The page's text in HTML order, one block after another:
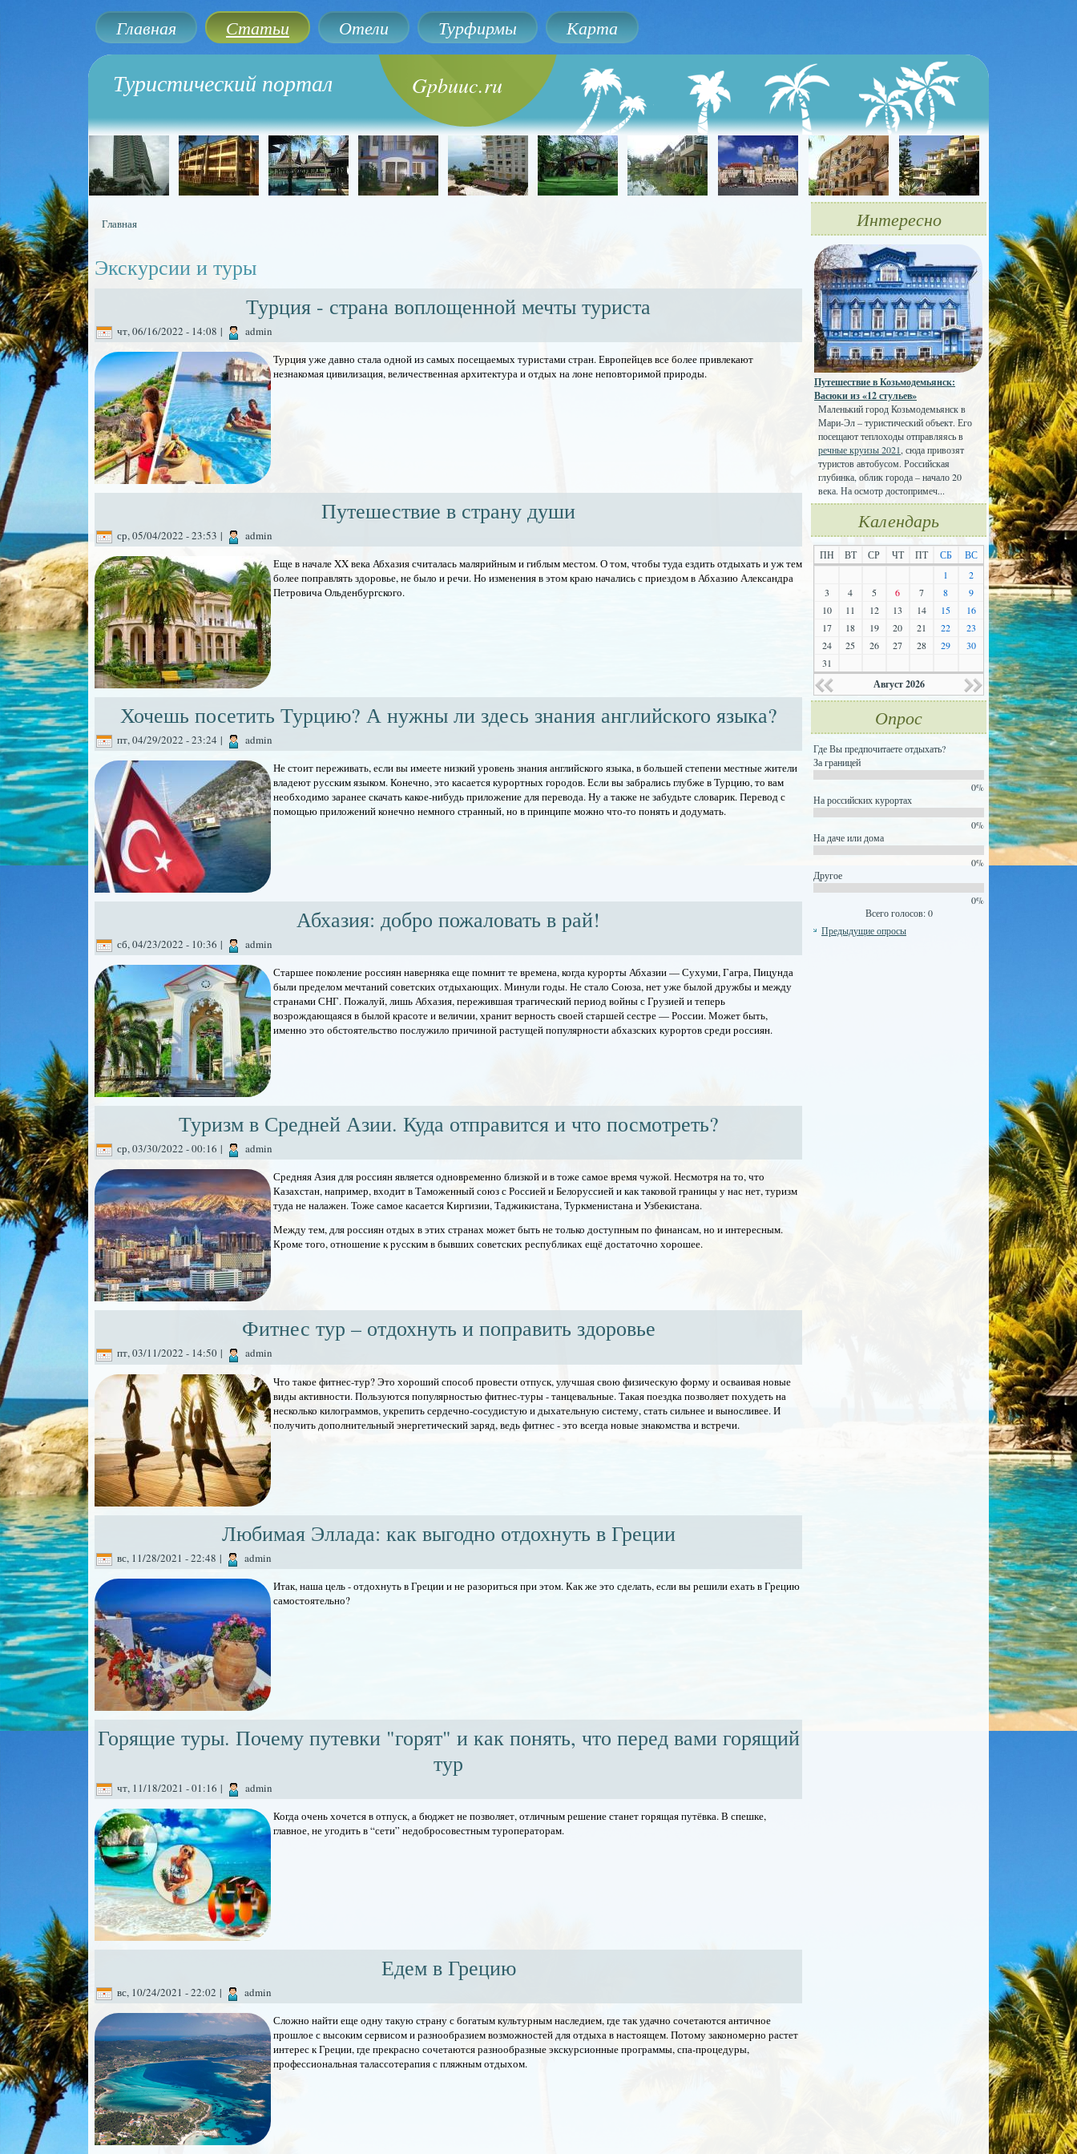
Главная Статьи Отели Турфирмы Карта
Туристический портал Gpbuuc.ru
Вы здесь
Главная
Экскурсии и туры
Турция - страна воплощенной мечты туриста
чт, 06/16/2022 - 14:08 |
admin
Турция уже давно стала одной из самых посещаемых туристами стран. Европейцев все более привлекают
незнакомая цивилизация, величественная архитектура и отдых на лоне неповторимой природы.
Путешествие в страну души
ср, 05/04/2022 - 23:53 |
admin
Еще в начале XX века Абхазия считалась малярийным и гиблым местом. О том, чтобы туда ездить отдыхать и уж тем
более поправлять здоровье, не было и речи. Но изменения в этом краю начались с приездом в Абхазию Александра
Петровича Ольденбургского.
Хочешь посетить Турцию? А нужны ли здесь знания английского языка?
пт, 04/29/2022 - 23:24 |
admin
Не стоит переживать, если вы имеете низкий уровень знания английского языка, в большей степени местные жители
владеют русским языком. Конечно, это касается курортных городов. Если вы забрались глубже в Турцию, то вам
необходимо заранее скачать какое-нибудь приложение для перевода. Ну а также не забудьте словарик. Перевод с
помощью приложений конечно немного странный, но в принципе можно что-то понять и додумать.
Абхазия: добро пожаловать в рай!
сб, 04/23/2022 - 10:36 |
admin
Старшее поколение россиян наверняка еще помнит те времена, когда курорты Абхазии — Сухуми, Гагра, Пицунда
были пределом мечтаний советских отдыхающих. Минули годы. Не стало Союза, нет уже былой дружбы и между
странами СНГ. Пожалуй, лишь Абхазия, пережившая трагический период войны с Грузией и теперь
возрождающаяся в былой красоте и величии, хранит верность своей старшей сестре — России. Может быть,
именно это обстоятельство послужило причиной растущей популярности абхазских курортов среди россиян.
Туризм в Средней Азии. Куда отправится и что посмотреть?
ср, 03/30/2022 - 00:16 |
admin
Средняя Азия для россиян является одновременно близкой и в тоже самое время чужой. Несмотря на то, что
Казахстан, например, входит в Таможенный союз с Россией и Белоруссией и как таковой границы у нас нет, туризм
туда не налажен. Тоже самое касается Киргизии, Таджикистана, Туркменистана и Узбекистана.
Между тем, для россиян отдых в этих странах может быть не только доступным по финансам, но и интересным.
Кроме того, отношение к русским в бывших советских республиках ещё достаточно хорошее.
Фитнес тур – отдохнуть и поправить здоровье
пт, 03/11/2022 - 14:50 |
admin
Что такое фитнес-тур? Это хороший способ провести отпуск, улучшая свою физическую форму и осваивая новые
виды активности. Пользуются популярностью фитнес-туры - танцевальные. Такая поездка позволяет похудеть на
несколько килограммов, укрепить сердечно-сосудистую и дыхательную систему, стать сильнее и выносливее. И
получить дополнительный энергетический заряд, ведь фитнес - это всегда новые знакомства и встречи.
Любимая Эллада: как выгодно отдохнуть в Греции
вс, 11/28/2021 - 22:48 |
admin
Итак, наша цель - отдохнуть в Греции и не разориться при этом. Как же это сделать, если вы решили ехать в Грецию
самостоятельно?
Горящие туры. Почему путевки "горят" и как понять, что перед вами горящий
тур
чт, 11/18/2021 - 01:16 |
admin
Когда очень хочется в отпуск, а бюджет не позволяет, отличным решение станет горящая путёвка. В спешке,
главное, не угодить в “сети” недобросовестным туроператорам.
Едем в Грецию
вс, 10/24/2021 - 22:02 |
admin
Сложно найти еще одну такую страну с богатым культурным наследием, где так удачно сочетаются античное
прошлое с высоким сервисом и разнообразием возможностей для отдыха в настоящем. Потому закономерно растет
интерес к Греции, где прекрасно сочетаются разнообразные экскурсионные программы, спа-процедуры,
профессиональная талассотерапия с пляжным отдыхом.
Интересно
Путешествие в Козьмодемьянск:
Васюки из «12 стульев»
Маленький город Козьмодемьянск в
Мари-Эл – туристический объект. Его
посещают теплоходы отправляясь в
речные круизы 2021, сюда привозят
туристов автобусом. Российская
глубинка, облик города – начало 20
века. На осмотр достопримеч...
Календарь
ПН ВТ СР ЧТ ПТ СБ
ВС
1
2
3
4 5 6 7 8
9
10
11 12 13 14 15
16
17
18 19 20 21 22
23
24
25 26 27 28 29
30
31
Август 2026
Опрос
Где Вы предпочитаете отдыхать?
За границей
0%
На российских курортах
0%
На даче или дома
0%
Другое
0%
Всего голосов: 0
Предыдущие опросы